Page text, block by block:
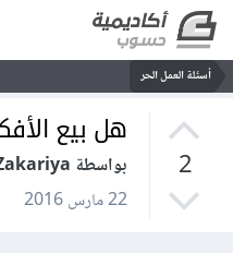
أسئلة العمل الحر
2
هل بيع
بواسطة AbuZakariya
22 مارس 2016